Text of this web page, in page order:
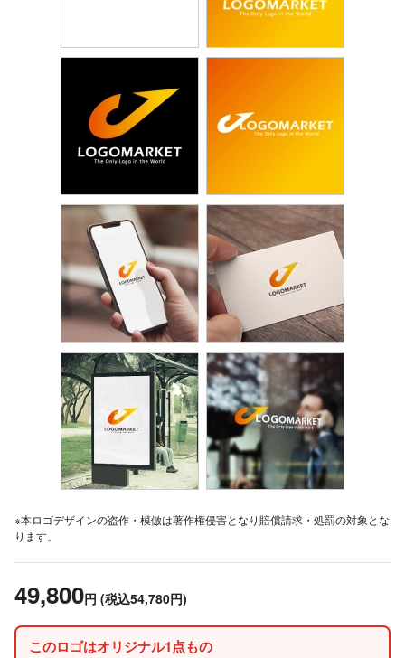
※本ロゴデザインの盗作・模倣は著作権侵害となり賠償請求・処罰の対象とな
ります。
49,800円 (税込54,780円)
このロゴはオリジナル1点もの